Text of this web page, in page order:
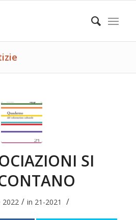
SI
2022 / in 21-2021 /